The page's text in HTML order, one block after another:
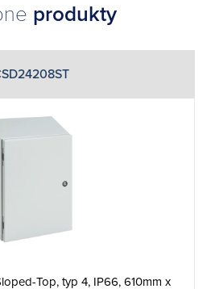
produkty
Top, typ 4, IP66, 610mm x